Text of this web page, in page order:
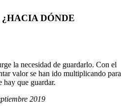
DÓNDE
la necesidad de guardarlo. Con el
valor se han ido multiplicando para
hay que guardar.
2019